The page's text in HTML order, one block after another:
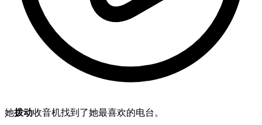
她拨动收音机找到了她最喜欢的电台。